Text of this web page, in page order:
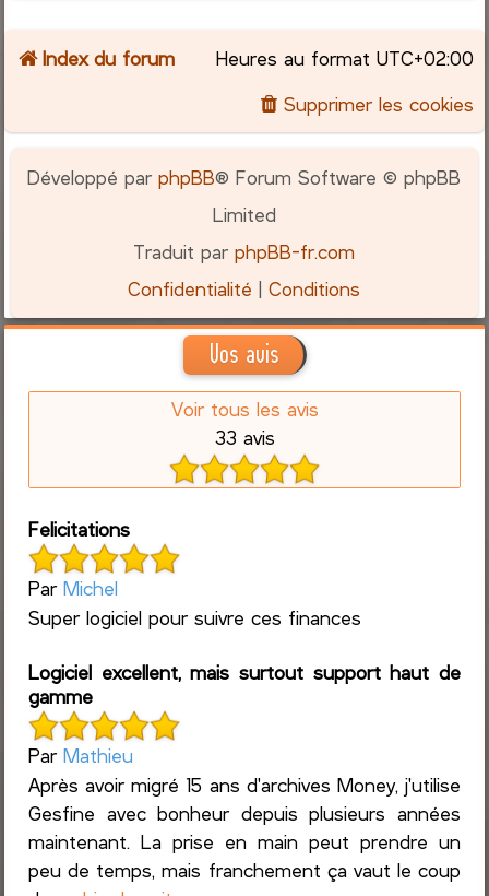
Index du forum Heures au format UTC+02:00
Supprimer les cookies
Développé parphpBB® Forum Software © phpBB
Limited
Traduit parphpBB-fr.com
Confidentialité |Conditions
Vos avis
Voir tous les avis
33 avis
Felicitations
ParMichel
Super logiciel pour suivre ces finances
Logiciel excellent, mais surtout support haut de
gamme
ParMathieu
Après avoir migré 15 ans d'archives Money, j'utilise
Gesfine avec bonheur depuis plusieurs années
maintenant. La prise en main peut prendre un
peu de temps, mais franchement ça vaut le coup